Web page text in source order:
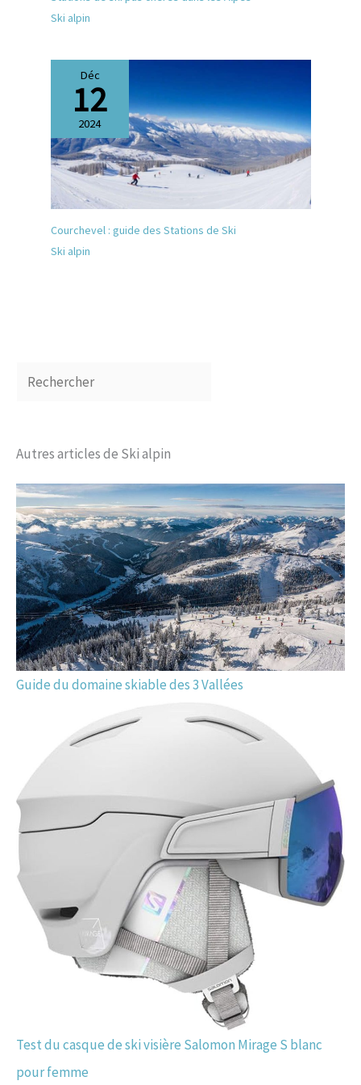
Ski alpin
Déc
12
2024
Courchevel : guide des Stations de Ski
Ski alpin
Autres articles de Ski alpin
Guide du domaine skiable des 3 Vallées
Test du casque de ski visière Salomon Mirage S blanc
pour femme